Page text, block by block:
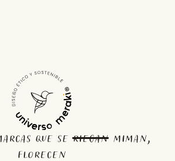
que serieganmiman,
florecen